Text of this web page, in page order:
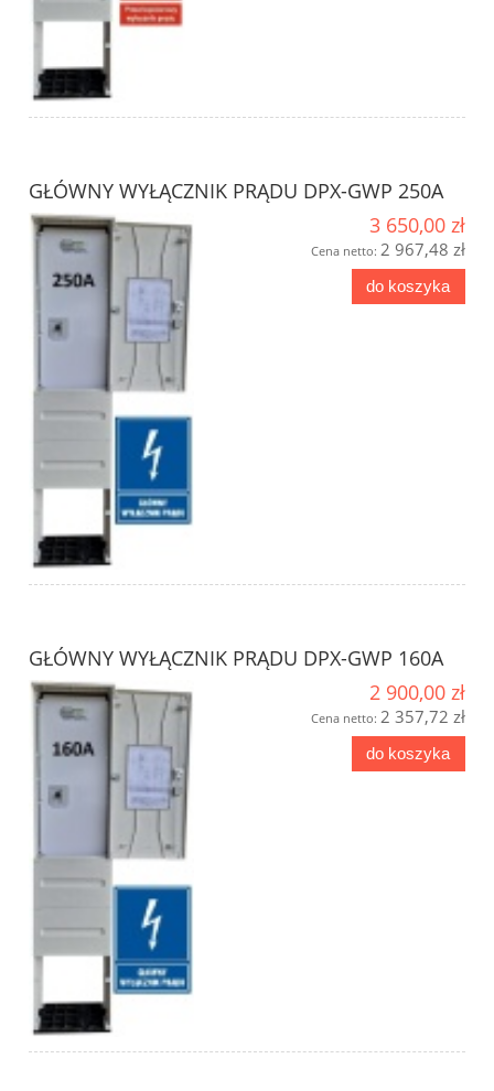
GŁÓWNY WYŁĄCZNIK PRĄDU DPX-GWP 250A
3 650,00 zł
Cena netto: 2 967,48 zł
do koszyka
GŁÓWNY WYŁĄCZNIK PRĄDU DPX-GWP 160A
2 900,00 zł
Cena netto: 2 357,72 zł
do koszyka